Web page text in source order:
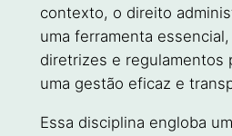
contexto, o direito
uma ferramenta
diretrizes e regulamentos
uma gestão eficaz e
Essa disciplina engloba